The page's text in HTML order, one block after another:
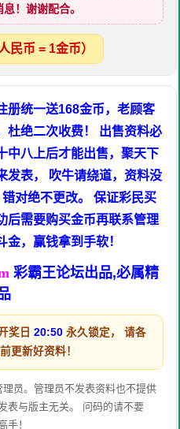
！谢谢配合。
民币 = 1金币）
册统一送168金币，老顾客
杜绝二次收费！ 出售资料必
中八上后才能出售，聚天下
发表， 吹牛请绕道，资料没
对绝不更改。 保证彩民买
后需要购买金币再联系管理
，赢钱拿到手软！
彩霸王论坛出品,必属精
奖日 20:50 永久锁定， 请各
更新好资料！
理员。管理员不发表资料也不提供
表与版主无关。 问码的请不要
手！